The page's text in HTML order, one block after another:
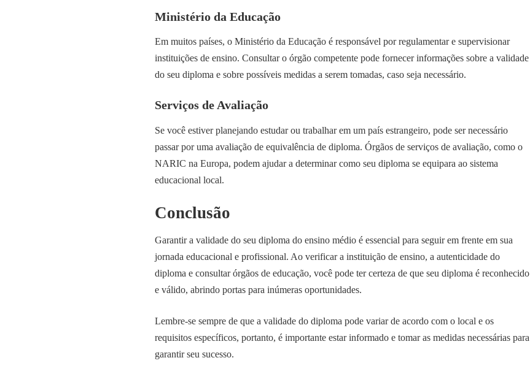
Ministério da Educação
Em muitos países, o Ministério da Educação é responsável por regulamentar e supervisionar
instituições de ensino. Consultar o órgão competente pode fornecer informações sobre a validade
do seu diploma e sobre possíveis medidas a serem tomadas, caso seja necessário.
Serviços de Avaliação
Se você estiver planejando estudar ou trabalhar em um país estrangeiro, pode ser necessário
passar por uma avaliação de equivalência de diploma. Órgãos de serviços de avaliação, como o
NARIC na Europa, podem ajudar a determinar como seu diploma se equipara ao sistema
educacional local.
Conclusão
Garantir a validade do seu diploma do ensino médio é essencial para seguir em frente em sua
jornada educacional e profissional. Ao verificar a instituição de ensino, a autenticidade do
diploma e consultar órgãos de educação, você pode ter certeza de que seu diploma é reconhecido
e válido, abrindo portas para inúmeras oportunidades.
Lembre-se sempre de que a validade do diploma pode variar de acordo com o local e os
requisitos específicos, portanto, é importante estar informado e tomar as medidas necessárias para
garantir seu sucesso.